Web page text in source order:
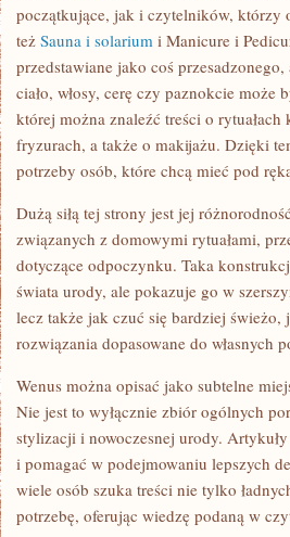
początkujące, jak i czytelników, którzy
też Sauna i solarium i Manicure i
przedstawiane jako coś
ciało, włosy, cerę czy paznokcie może
której można znaleźć treści o
fryzurach, a także o makijażu. Dzięki
potrzeby osób, które chcą mieć pod
Dużą siłą tej strony jest jej
związanych z domowymi rytuałami,
dotyczące odpoczynku. Taka
świata urody, ale pokazuje go w
lecz także jak czuć się bardziej
rozwiązania dopasowane do własnych
Wenus można opisać jako subtelne
Nie jest to wyłącznie zbiór ogólnych
stylizacji i nowoczesnej urody.
i pomagać w podejmowaniu lepszych
wiele osób szuka treści nie tylko
potrzebę, oferując wiedzę podaną w